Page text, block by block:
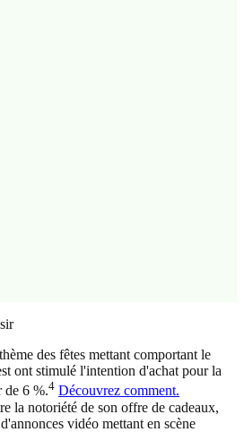
des fêtes mettant comportant le
ont stimulé l'intention d'achat pour la
de 6 %.4 Découvrez comment.
la notoriété de son offre de cadeaux,
vidéo mettant en scène